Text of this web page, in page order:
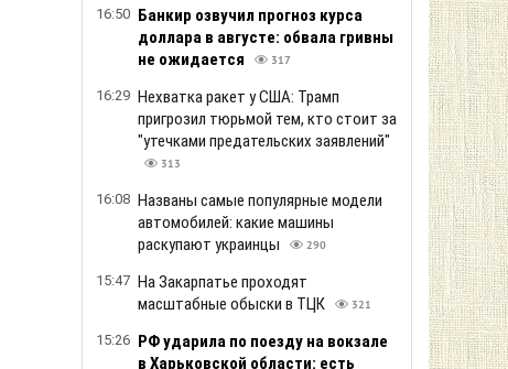
16:50 Банкир озвучил прогноз курса
доллара в августе: обвала гривны
не ожидается
317
16:29 Нехватка ракет у США: Трамп
пригрозил тюрьмой тем, кто стоит за
"утечками предательских заявлений"
313
16:08 Названы самые популярные модели
автомобилей: какие машины
раскупают украинцы
290
15:47 На Закарпатье проходят
масштабные обыски в ТЦК
321
15:26 РФ ударила по поезду на вокзале
в Харьковской области: есть